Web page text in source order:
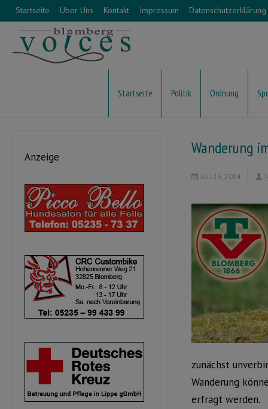
Startseite Über Uns Kontakt Impressum Datenschutzerklärung
Startseite Politik Ordnung
Wanderung
Juli 26, 2024
zunächst
Wanderung
erfragt werden.
Anzeige